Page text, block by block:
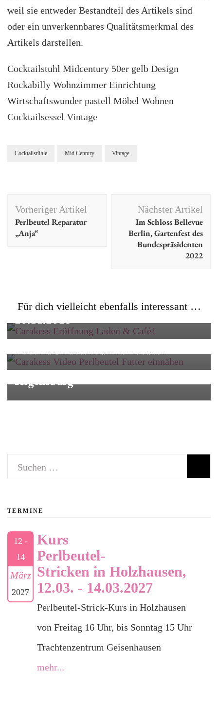
weil sie entweder Bestandteil des Artikels sind
oder ein unverkennbares Qualitätsmerkmal des
Artikels darstellen.
Cocktailstuhl Midcentury 50er gelb Design
Rockabilly Wohnzimmer Einrichtung
Wirtschaftswunder pastell Möbel Wohnen
Cocktailsessel Vintage
Cocktailstühle Mid Century Vintage
Beitragsnavigation
Vorheriger Artikel
Perlbeutel Reparatur
„Anja“
Nächster Artikel
Im Schloss Bellevue
Berlin, Gartenfest des
Bundespräsidenten
2022
Für dich vielleicht ebenfalls interessant …
Carakess Laden & Café Eröffnung am
20.11.2018
Dies & Das Making of Tutorial
Tutorial: Futter für Perlbeutel
Handgemacht – Werkstätten in
Regensburg
Suchen
TERMINE
12 -
14
März
2027
Kurs
Perlbeutel-
Stricken in Holzhausen,
12.03. - 14.03.2027
Perlbeutel-Strick-Kurs in Holzhausen
von Freitag 16 Uhr, bis Sonntag 15 Uhr
Trachtenzentrum Geisenhausen
mehr...